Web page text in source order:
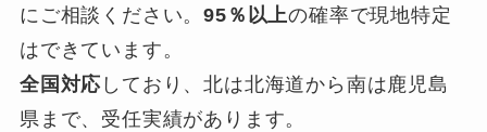
にご相談ください。95％以上の確率で現地特定
はできています。
全国対応 しており、北は北海道から南は鹿児島
県まで、受任実績があります。